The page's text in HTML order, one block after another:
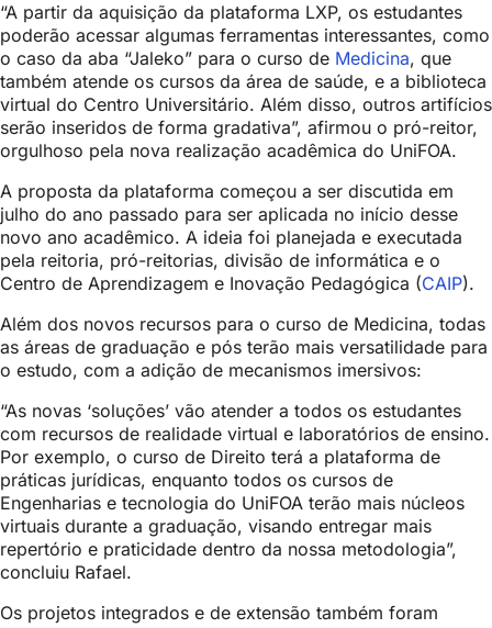
“A partir da aquisição da plataforma LXP, os estudantes
poderão acessar algumas ferramentas interessantes, como
o caso da aba “Jaleko” para o curso de Medicina, que
também atende os cursos da área de saúde, e a biblioteca
virtual do Centro Universitário. Além disso, outros artifícios
serão inseridos de forma gradativa”, afirmou o pró-reitor,
orgulhoso pela nova realização acadêmica do UniFOA.
A proposta da plataforma começou a ser discutida em
julho do ano passado para ser aplicada no início desse
novo ano acadêmico. A ideia foi planejada e executada
pela reitoria, pró-reitorias, divisão de informática e o
Centro de Aprendizagem e Inovação Pedagógica (CAIP).
Além dos novos recursos para o curso de Medicina, todas
as áreas de graduação e pós terão mais versatilidade para
o estudo, com a adição de mecanismos imersivos:
“As novas ‘soluções’ vão atender a todos os estudantes
com recursos de realidade virtual e laboratórios de ensino.
Por exemplo, o curso de Direito terá a plataforma de
práticas jurídicas, enquanto todos os cursos de
Engenharias e tecnologia do UniFOA terão mais núcleos
virtuais durante a graduação, visando entregar mais
repertório e praticidade dentro da nossa metodologia”,
concluiu Rafael.
Os projetos integrados e de extensão também foram